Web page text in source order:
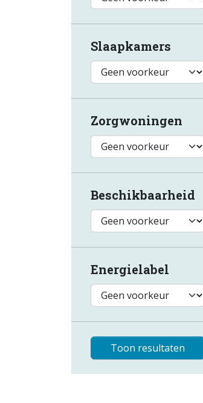
Slaapkamers
Zorgwoningen
Beschikbaarheid
Energielabel
Toon resultaten